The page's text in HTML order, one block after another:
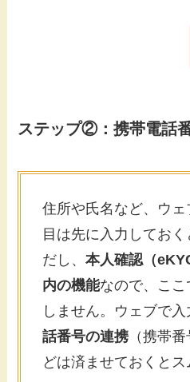
ステップ②：携帯電話
住所や氏名など、ウ
目は先に入力してお
だし、本人確認（
内の機能なので、ここ
しません。ウェブで
話番号の連携 （携帯
どは済ませておくとス